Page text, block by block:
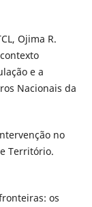
Ojima R.
e a
Nacionais da
no
Território.
os